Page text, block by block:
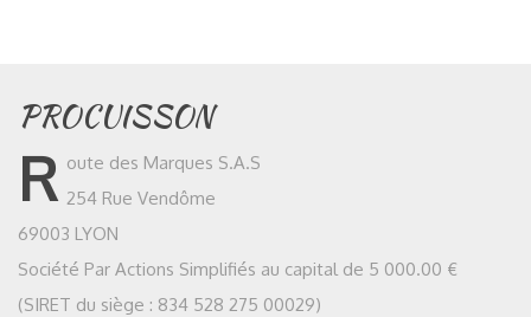
PROCUISSON
R oute des Marques S.A.S
254 Rue Vendôme
69003 LYON
Société Par Actions Simplifiés au capital de 5 000.00 €
(SIRET du siège : 834 528 275 00029)